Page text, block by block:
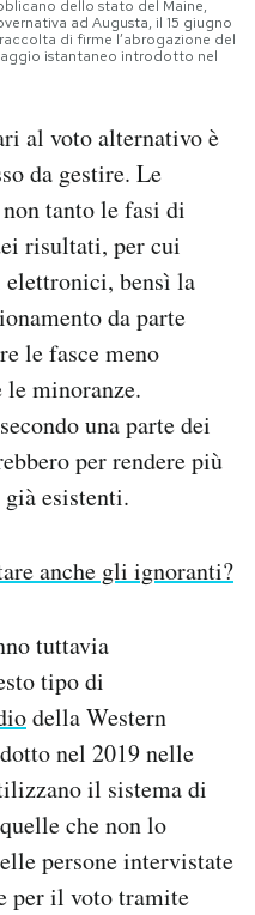
dello stato del Maine,
ad Augusta, il 15 giugno
di firme l’abrogazione del
istantaneo introdotto nel
al voto alternativo è
da gestire. Le
tanto le fasi di
risultati, per cui
bensì la
da parte
le fasce meno
minoranze.
una parte dei
per rendere più
esistenti.
anche gli ignoranti?
tuttavia
tipo di
della Western
nel 2019 nelle
il sistema di
che non lo
persone intervistate
per il voto tramite